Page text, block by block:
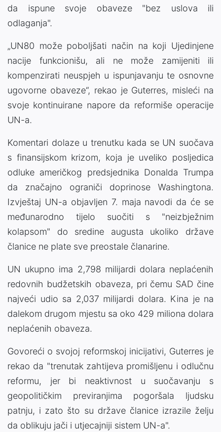
da ispune svoje obaveze "bez uslova ili
odlaganja".
„UN80 može poboljšati način na koji Ujedinjene
nacije funkcionišu, ali ne može zamijeniti ili
kompenzirati neuspjeh u ispunjavanju te osnovne
ugovorne obaveze“, rekao je Guterres, misleći na
svoje kontinuirane napore da reformiše operacije
UN-a.
Komentari dolaze u trenutku kada se UN suočava
s finansijskom krizom, koja je uveliko posljedica
odluke američkog predsjednika Donalda Trumpa
da značajno ograniči doprinose Washingtona.
Izvještaj UN-a objavljen 7. maja navodi da će se
međunarodno tijelo suočiti s "neizbježnim
kolapsom" do sredine augusta ukoliko države
članice ne plate sve preostale članarine.
UN ukupno ima 2,798 milijardi dolara neplaćenih
redovnih budžetskih obaveza, pri čemu SAD čine
najveći udio sa 2,037 milijardi dolara. Kina je na
dalekom drugom mjestu sa oko 429 miliona dolara
neplaćenih obaveza.
Govoreći o svojoj reformskoj inicijativi, Guterres je
rekao da "trenutak zahtijeva promišljenu i odlučnu
reformu, jer bi neaktivnost u suočavanju s
geopolitičkim previranjima pogoršala ljudsku
patnju, i zato što su države članice izrazile želju
da oblikuju jači i utjecajniji sistem UN-a".